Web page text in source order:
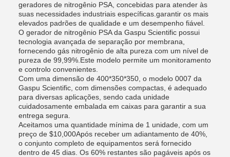
geradores de nitrogênio PSA, concebidas para atender às
suas necessidades industriais específicas.garantir os mais
elevados padrões de qualidade e um desempenho fiável.
O gerador de nitrogênio PSA da Gaspu Scientific possui
tecnologia avançada de separação por membrana,
fornecendo gás nitrogênio de alta pureza com um nível de
pureza de 99,99%.Este modelo permite um monitoramento
e controlo convenientes.
Com uma dimensão de 400*350*350, o modelo 0007 da
Gaspu Scientific, com dimensões compactas, é adequado
para diversas aplicações, sendo cada unidade
cuidadosamente embalada em caixas para garantir a sua
entrega segura.
Aceitamos uma quantidade mínima de 1 unidade, com um
preço de $10,000Após receber um adiantamento de 40%,
o conjunto completo de equipamentos será fornecido
dentro de 45 dias. Os 60% restantes são pagáveis após os